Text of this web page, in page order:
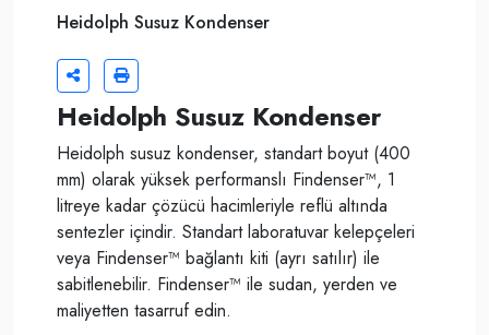
Heidolph Susuz Kondenser
Heidolph Susuz Kondenser
Heidolph susuz kondenser, standart boyut (400
mm) olarak yüksek performanslı Findenser™, 1
litreye kadar çözücü hacimleriyle reflü altında
sentezler içindir. Standart laboratuvar kelepçeleri
veya Findenser™ bağlantı kiti (ayrı satılır) ile
sabitlenebilir. Findenser™ ile sudan, yerden ve
maliyetten tasarruf edin.